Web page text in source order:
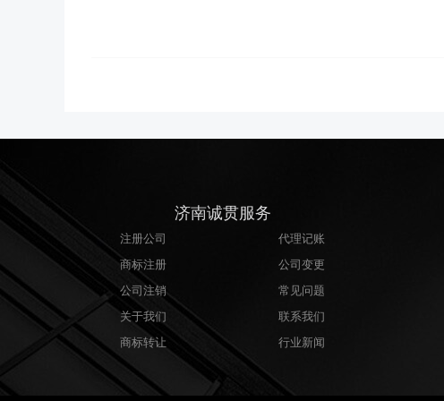
济南诚贯服务
注册公司
代理记账
商标注册
公司变更
公司注销
常见问题
关于我们
联系我们
商标转让
行业新闻